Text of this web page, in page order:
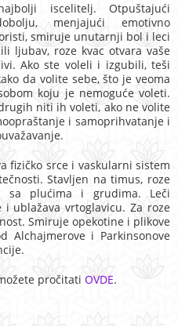
iscelitelj. Otpuštajući
menjajući emotivno
smiruje unutarnji bol i leci
ljubav, roze kvac otvara vaše
Ako ste voleli i izgubili, teši
da volite sebe, što je veoma
koju je nemoguće voleti.
niti ih voleti, ako ne volite
i samoprihvatanje i
fizičko srce i vaskularni sistem
Stavljen na timus, roze
sa plućima i grudima. Leči
ublažava vrtoglavicu. Za roze
Smiruje opekotine i plikove
Alchajmerove i Parkinsonove
pročitati OVDE.